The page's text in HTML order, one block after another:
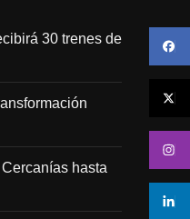
30 trenes de
hasta